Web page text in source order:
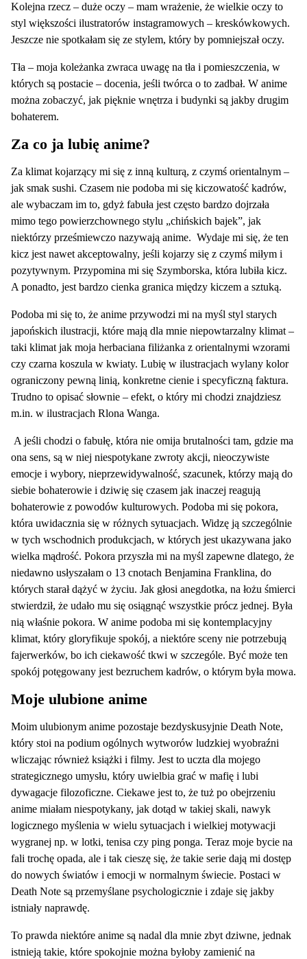
Kolejna rzecz – duże oczy – mam wrażenie, że wielkie oczy to
styl większości ilustratorów instagramowych – kreskówkowych.
Jeszcze nie spotkałam się ze stylem, który by pomniejszał oczy.
Tła – moja koleżanka zwraca uwagę na tła i pomieszczenia, w
których są postacie – docenia, jeśli twórca o to zadbał. W anime
można zobaczyć, jak pięknie wnętrza i budynki są jakby drugim
bohaterem.
Za co ja lubię anime?
Za klimat kojarzący mi się z inną kulturą, z czymś orientalnym –
jak smak sushi. Czasem nie podoba mi się kiczowatość kadrów,
ale wybaczam im to, gdyż fabuła jest często bardzo dojrzała
mimo tego powierzchownego stylu „chińskich bajek”, jak
niektórzy prześmiewczo nazywają anime. Wydaje mi się, że ten
kicz jest nawet akceptowalny, jeśli kojarzy się z czymś miłym i
pozytywnym. Przypomina mi się Szymborska, która lubiła kicz.
A ponadto, jest bardzo cienka granica między kiczem a sztuką.
Podoba mi się to, że anime przywodzi mi na myśl styl starych
japońskich ilustracji, które mają dla mnie niepowtarzalny klimat –
taki klimat jak moja herbaciana filiżanka z orientalnymi wzorami
czy czarna koszula w kwiaty. Lubię w ilustracjach wylany kolor
ograniczony pewną linią, konkretne cienie i specyficzną faktura.
Trudno to opisać słownie – efekt, o który mi chodzi znajdziesz
m.in. w ilustracjach Rlona Wanga.
A jeśli chodzi o fabułę, która nie omija brutalności tam, gdzie ma
ona sens, są w niej niespotykane zwroty akcji, nieoczywiste
emocje i wybory, nieprzewidywalność, szacunek, którzy mają do
siebie bohaterowie i dziwię się czasem jak inaczej reagują
bohaterowie z powodów kulturowych. Podoba mi się pokora,
która uwidacznia się w różnych sytuacjach. Widzę ją szczególnie
w tych wschodnich produkcjach, w których jest ukazywana jako
wielka mądrość. Pokora przyszła mi na myśl zapewne dlatego, że
niedawno usłyszałam o 13 cnotach Benjamina Franklina, do
których starał dążyć w życiu. Jak głosi anegdotka, na łożu śmierci
stwierdził, że udało mu się osiągnąć wszystkie prócz jednej. Była
nią właśnie pokora. W anime podoba mi się kontemplacyjny
klimat, który gloryfikuje spokój, a niektóre sceny nie potrzebują
fajerwerków, bo ich ciekawość tkwi w szczególe. Być może ten
spokój potęgowany jest bezruchem kadrów, o którym była mowa.
Moje ulubione anime
Moim ulubionym anime pozostaje bezdyskusyjnie Death Note,
który stoi na podium ogólnych wytworów ludzkiej wyobraźni
wliczając również książki i filmy. Jest to uczta dla mojego
strategicznego umysłu, który uwielbia grać w mafię i lubi
dywagacje filozoficzne. Ciekawe jest to, że tuż po obejrzeniu
anime miałam niespotykany, jak dotąd w takiej skali, nawyk
logicznego myślenia w wielu sytuacjach i wielkiej motywacji
wygranej np. w lotki, tenisa czy ping ponga. Teraz moje bycie na
fali trochę opada, ale i tak cieszę się, że takie serie dają mi dostęp
do nowych światów i emocji w normalnym świecie. Postaci w
Death Note są przemyślane psychologicznie i zdaje się jakby
istniały naprawdę.
To prawda niektóre anime są nadal dla mnie zbyt dziwne, jednak
istnieją takie, które spokojnie można byłoby zamienić na